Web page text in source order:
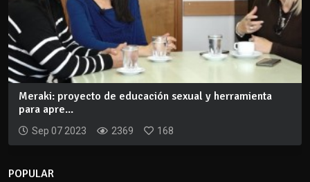
Meraki: proyecto de educación sexual y herramienta
para apre...
Sep 07 2023 2369 168
POPULAR